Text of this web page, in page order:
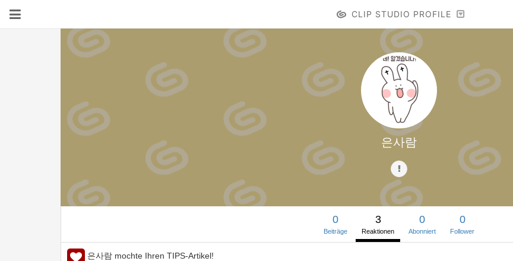
CLIP STUDIO PROFILE
은사람
0
Beiträge
3
Reaktionen
0
Abonniert
0
Follower
은사람 mochte Ihren TIPS-Artikel!